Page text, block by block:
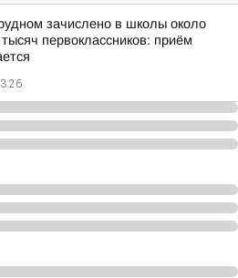
зачислено в школы около
первоклассников: приём